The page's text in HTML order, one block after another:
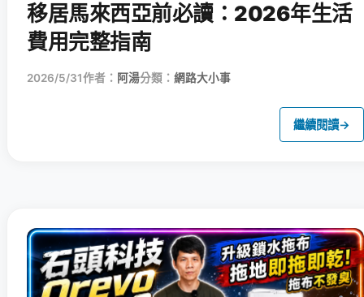
移居馬來西亞前必讀：2026年生活
費用完整指南
2026/5/31作者： 阿湯分類： 網路大小事
繼續閱讀→